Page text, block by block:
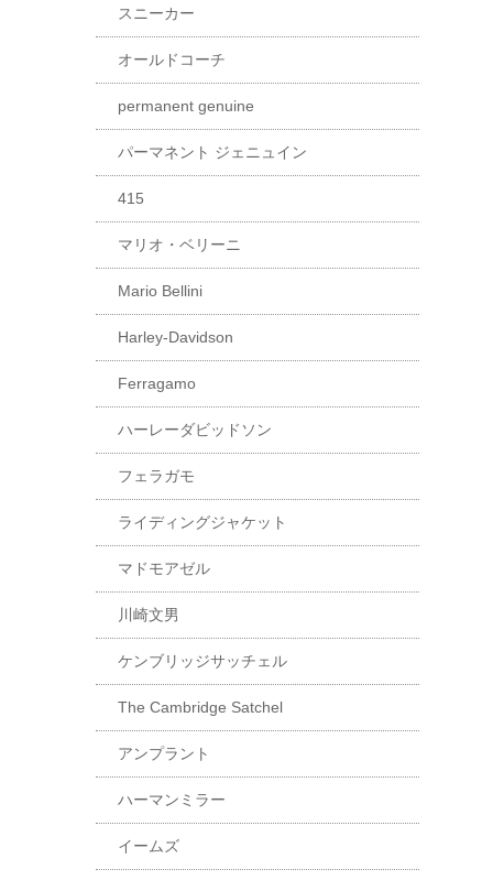
スニーカー
オールドコーチ
permanent genuine
パーマネント ジェニュイン
415
マリオ・ベリーニ
Mario Bellini
Harley-Davidson
Ferragamo
ハーレーダビッドソン
フェラガモ
ライディングジャケット
マドモアゼル
川崎文男
ケンブリッジサッチェル
The Cambridge Satchel
アンプラント
ハーマンミラー
イームズ